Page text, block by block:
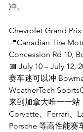
冲。
Chevrolet Grand Prix
📍Canadian Tire
Concession Rd 10,
📅 July 10 – July 12,
赛车迷可以冲
WeatherTech
来到加拿大唯一一站
Corvette、Ferrari、
Porsche 等高性能赛